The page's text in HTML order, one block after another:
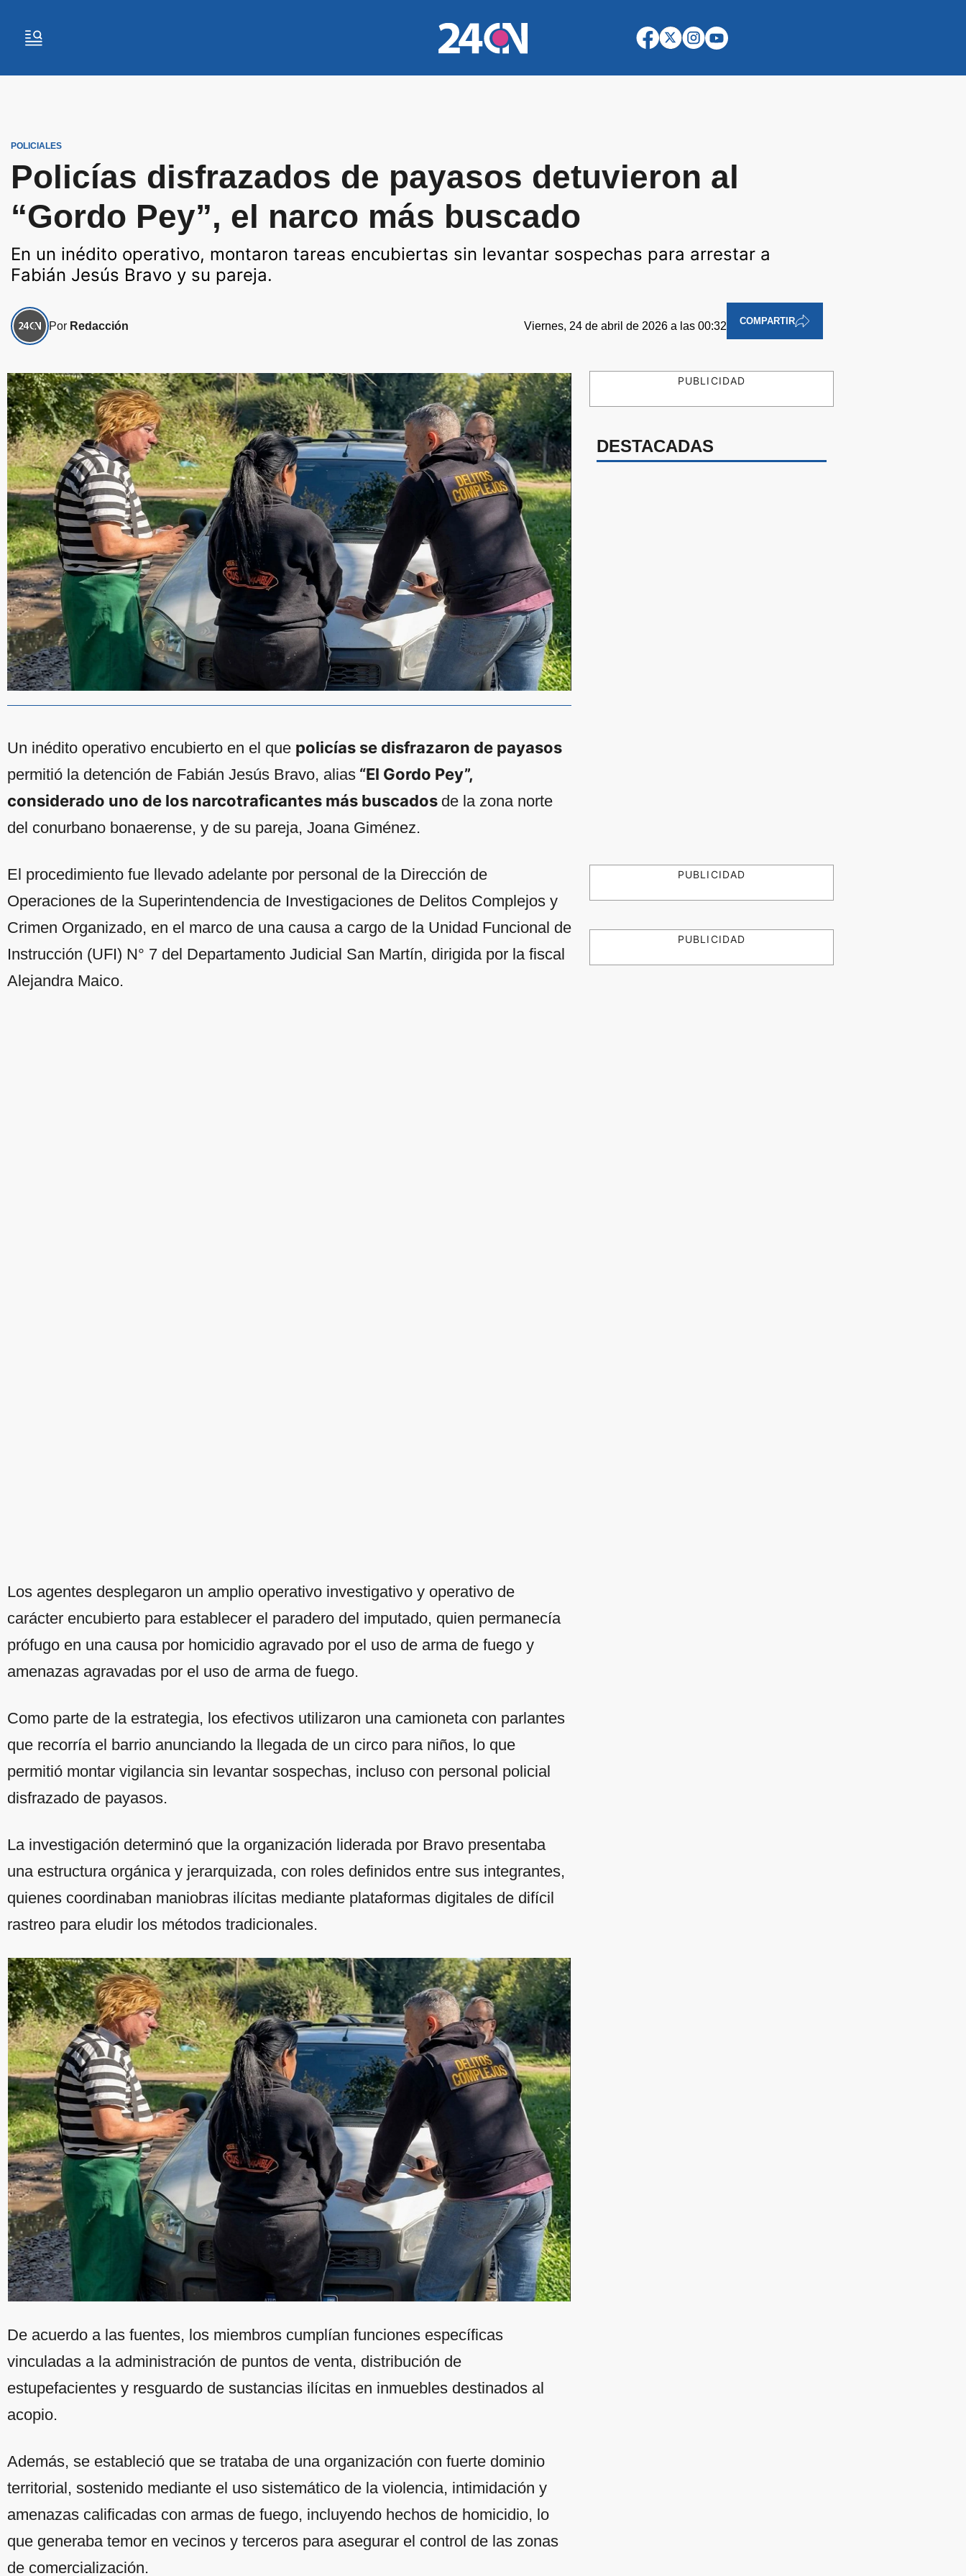
POLICIALES
Policías disfrazados de payasos detuvieron al
“Gordo Pey”, el narco más buscado
En un inédito operativo, montaron tareas encubiertas sin levantar sospechas para arrestar a
Fabián Jesús Bravo y su pareja.
Por Redacción Viernes, 24 de abril de 2026 a las 00:32 COMPARTIR
Un inédito operativo encubierto en el que policías se disfrazaron de payasos
permitió la detención de Fabián Jesús Bravo, alias “El Gordo Pey”,
considerado uno de los narcotraficantes más buscados de la zona norte
del conurbano bonaerense, y de su pareja, Joana Giménez.
El procedimiento fue llevado adelante por personal de la Dirección de
Operaciones de la Superintendencia de Investigaciones de Delitos Complejos y
Crimen Organizado, en el marco de una causa a cargo de la Unidad Funcional de
Instrucción (UFI) N° 7 del Departamento Judicial San Martín, dirigida por la fiscal
Alejandra Maico.
Los agentes desplegaron un amplio operativo investigativo y operativo de
carácter encubierto para establecer el paradero del imputado, quien permanecía
prófugo en una causa por homicidio agravado por el uso de arma de fuego y
amenazas agravadas por el uso de arma de fuego.
Como parte de la estrategia, los efectivos utilizaron una camioneta con parlantes
que recorría el barrio anunciando la llegada de un circo para niños, lo que
permitió montar vigilancia sin levantar sospechas, incluso con personal policial
disfrazado de payasos.
La investigación determinó que la organización liderada por Bravo presentaba
una estructura orgánica y jerarquizada, con roles definidos entre sus integrantes,
quienes coordinaban maniobras ilícitas mediante plataformas digitales de difícil
rastreo para eludir los métodos tradicionales.
De acuerdo a las fuentes, los miembros cumplían funciones específicas
vinculadas a la administración de puntos de venta, distribución de
estupefacientes y resguardo de sustancias ilícitas en inmuebles destinados al
acopio.
Además, se estableció que se trataba de una organización con fuerte dominio
territorial, sostenido mediante el uso sistemático de la violencia, intimidación y
amenazas calificadas con armas de fuego, incluyendo hechos de homicidio, lo
que generaba temor en vecinos y terceros para asegurar el control de las zonas
de comercialización.
PUBLICIDAD
DESTACADAS
PUBLICIDAD
PUBLICIDAD